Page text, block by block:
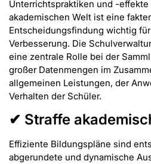
Unterrichtspraktiken und -
akademischen Welt ist eine
Entscheidungsfindung wichtig
Verbesserung. Die
eine zentrale Rolle bei der
großer Datenmengen im
allgemeinen Leistungen, der
Verhalten der Schüler.
✔ Straffe
Effiziente Bildungspläne sind
abgerundete und dynamische